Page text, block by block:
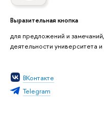
Выразительная кнопка
для предложений и
деятельности университета
ВКонтакте
Telegram